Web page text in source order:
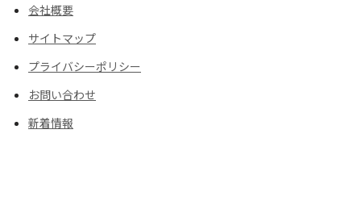
会社概要
サイトマップ
プライバシーポリシー
お問い合わせ
新着情報